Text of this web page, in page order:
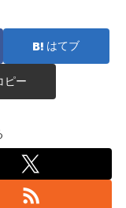
はてブ
ピー